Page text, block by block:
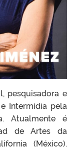
pesquisadora e
Intermídia pela
Atualmente é
de Artes da
(México).